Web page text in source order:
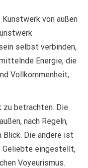
von außen
selbst verbinden,
Energie, die
Vollkommenheit,
zu betrachten. Die
nach Regeln,
Die andere ist
Geliebte eingestellt,
Voyeurismus.